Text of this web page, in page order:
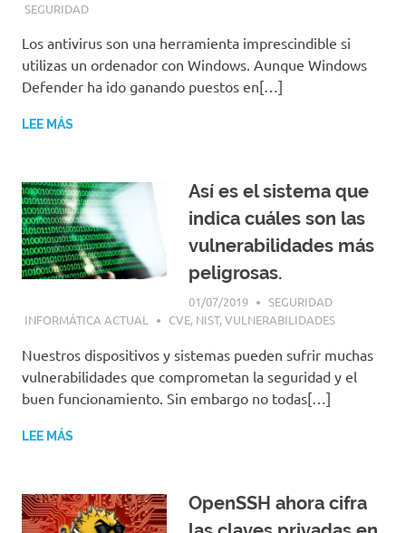
SEGURIDAD
Los antivirus son una herramienta imprescindible si
utilizas un ordenador con Windows. Aunque Windows
Defender ha ido ganando puestos en[…]
LEE MÁS
Así es el sistema que
indica cuáles son las
vulnerabilidades más
peligrosas.
01/07/2019
SEGURIDAD
INFORMÁTICA ACTUAL
CVE, NIST,VULNERABILIDADES
Nuestros dispositivos y sistemas pueden sufrir muchas
vulnerabilidades que comprometan la seguridad y el
buen funcionamiento. Sin embargo no todas[…]
LEE MÁS
OpenSSH ahora cifra